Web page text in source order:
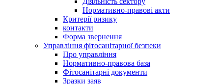
Нормативно-правові акти
Критерії ризику
контакти
Форма звернення
Управління фітосанітарної безпеки
Про управління
Нормативно-правова база
Фітосанітарні документи
Зразки заяв